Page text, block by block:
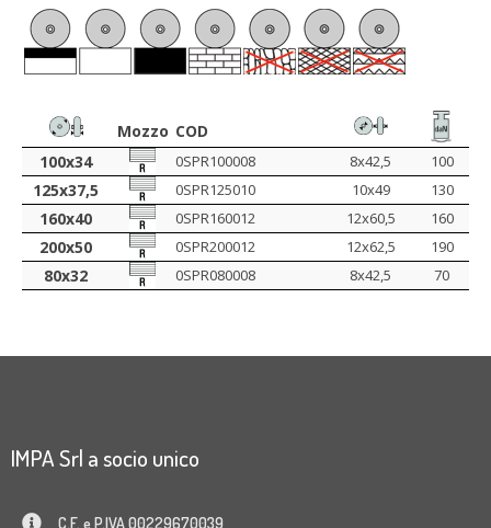
Mozzo COD
100x34
0SPR100008 8x42,5 100
125x37,5 0SPR125010 10x49 130
160x40 0SPR160012 12x60,5 160
200x50 0SPR200012 12x62,5 190
80x32 0SPR080008 8x42,5 70
IMPA Srl a socio unico
C.F. e P.IVA 00229670039